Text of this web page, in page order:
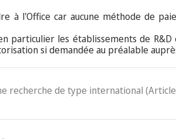
à l'Office car aucune méthode de
particulier les établissements de
si demandée au préalable
recherche de type international (Article